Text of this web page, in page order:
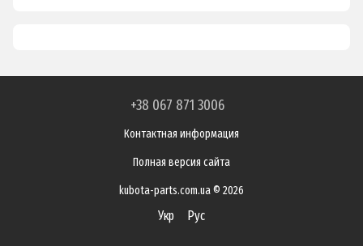
+38 067 871 3006
Контактная информация
Полная версия сайта
kubota-parts.com.ua © 2026
Укр Рус